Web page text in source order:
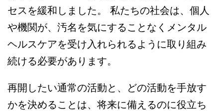
セスを緩和しました。 私たちの社会は、個人
や機関が、汚名を気にすることなくメンタル
ヘルスケアを受け入れられるように取り組み
続ける必要があります。
再開したい通常の活動と、どの活動を手放す
かを決めることは、将来に備えるのに役立ち